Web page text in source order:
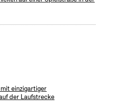
einzigartiger
der Laufstrecke